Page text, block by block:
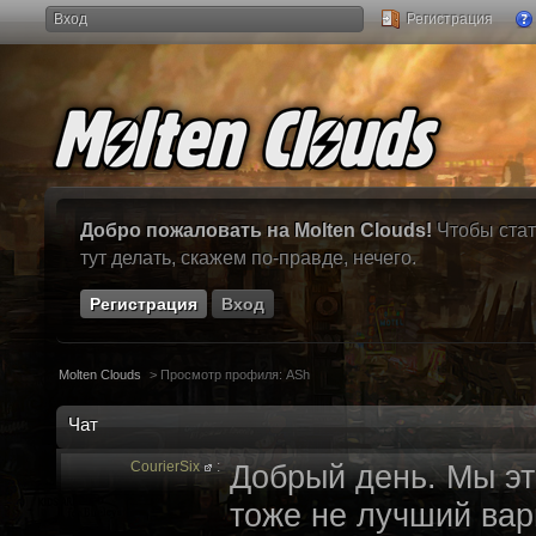
Вход Регистрация
Добро пожаловать на Molten Clouds! Чтобы
тут делать, скажем по-правде, нечего.
Регистрация Вход
Molten Clouds > Просмотр профиля: ASh
Чат
CourierSix : Добрый день. Мы
тоже не лучший